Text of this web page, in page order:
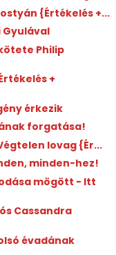
{Értékelés +...
Philip
+
érkezik
forgatása!
lovag {Ér...
minden-hez!
mögött - Itt
Cassandra
évadának